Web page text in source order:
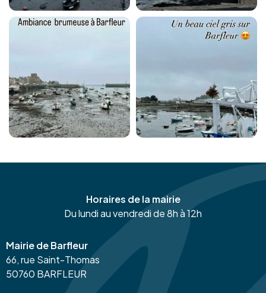
Horaires de la mairie
Du lundi au vendredi de 8h à 12h
Mairie de Barfleur
66, rue Saint-Thomas
50760 BARFLEUR